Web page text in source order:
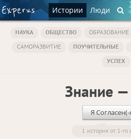
Истории Люди
НАУКА ОБЩЕСТВО ОБРАЗОВАНИЕ
САМОРАЗВИТИЕ
ПОУЧИТЕЛЬНЫЕ
УСПЕХ
Знание
Я Согласен(-
1 история от 1-го